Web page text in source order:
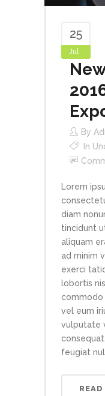
25
Jul
By
In
Lorem
diam
tincidunt
aliquam
ad minim
exerci
lobortis
commodo
vel eum
vulputate
feugiat
READ